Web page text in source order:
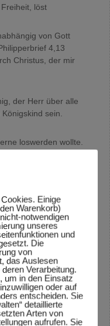
löst
von Gott
4,13
Christus, der mir
der Herr über alle
sein.
loswerden wollte.
22:08 :
Schön,
kannst und mit uns
Ich habe deine
Einige
Warenkorb)
notwendigen
unseres
und
Die
von
das Auslesen
Verarbeitung.
um in den Einsatz
oder auf
entscheiden. Sie
detaillierte
Arten von
aufrufen. Sie